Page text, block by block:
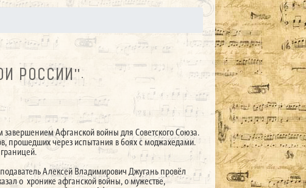
РОССИИ".
завершением Афганской войны для Советского Союза.
прошедших через испытания в боях с моджахедами.
Алексей Владимирович Джугань провёл
о хронике афганской войны, о мужестве,